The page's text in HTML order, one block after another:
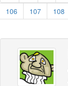
106
107 108